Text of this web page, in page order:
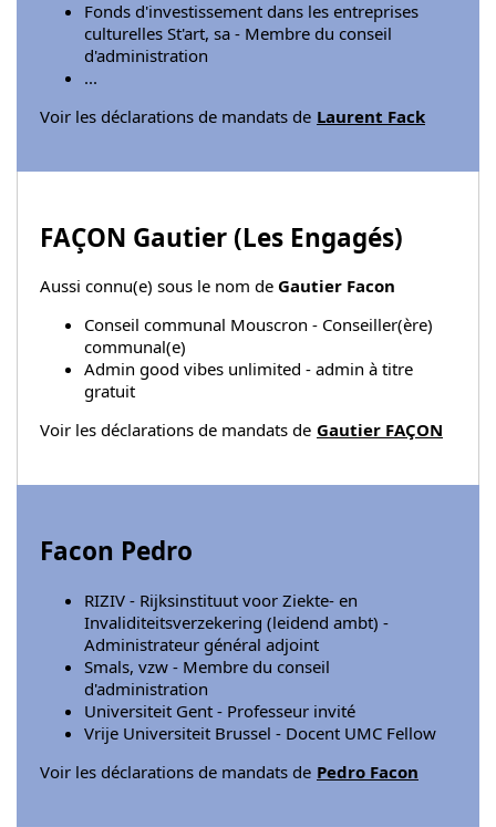
Fonds d'investissement dans les entreprises
culturelles St'art, sa - Membre du conseil
d'administration
...
Voir les déclarations de mandats de Laurent Fack
FAÇON Gautier (Les Engagés)
Aussi connu(e) sous le nom de Gautier Facon
Conseil communal Mouscron - Conseiller(ère)
communal(e)
Admin good vibes unlimited - admin à titre
gratuit
Voir les déclarations de mandats de Gautier FAÇON
Facon Pedro
RIZIV - Rijksinstituut voor Ziekte- en
Invaliditeitsverzekering (leidend ambt) -
Administrateur général adjoint
Smals, vzw - Membre du conseil
d'administration
Universiteit Gent - Professeur invité
Vrije Universiteit Brussel - Docent UMC Fellow
Voir les déclarations de mandats de Pedro Facon